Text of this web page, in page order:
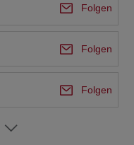
Folgen
Folgen
Folgen